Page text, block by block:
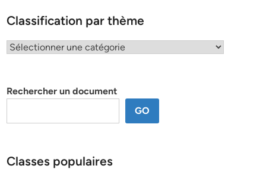
Classification par thème
Classification
Rechercher un document
GO
Classes populaires